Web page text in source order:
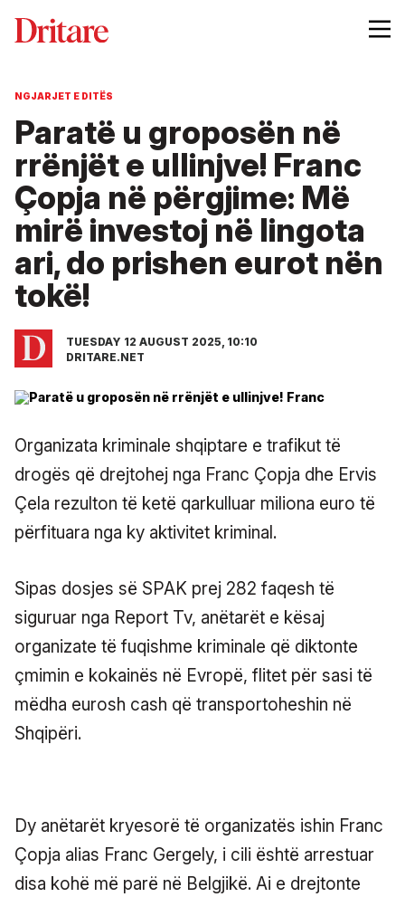
NGJARJET E DITËS
Paratë u groposën në
rrënjët e ullinjve! Franc
Çopja në përgjime: Më
mirë investoj në lingota
ari, do prishen eurot nën
tokë!
TUESDAY 12 AUGUST 2025, 10:10
DRITARE.NET
Organizata kriminale shqiptare e trafikut të
drogës që drejtohej nga Franc Çopja dhe Ervis
Çela rezulton të ketë qarkulluar miliona euro të
përfituara nga ky aktivitet kriminal.
Sipas dosjes së SPAK prej 282 faqesh të
siguruar nga Report Tv, anëtarët e kësaj
organizate të fuqishme kriminale që diktonte
çmimin e kokainës në Evropë, flitet për sasi të
mëdha eurosh cash që transportoheshin në
Shqipëri.
Dy anëtarët kryesorë të organizatës ishin Franc
Çopja alias Franc Gergely, i cili është arrestuar
disa kohë më parë në Belgjikë. Ai e drejtonte